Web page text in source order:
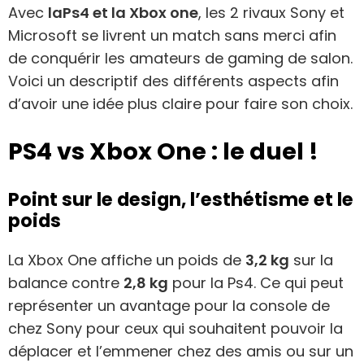
Avec laPs4 et la Xbox one, les 2 rivaux Sony et
Microsoft se livrent un match sans merci afin
de conquérir les amateurs de gaming de salon.
Voici un descriptif des différents aspects afin
d’avoir une idée plus claire pour faire son choix.
PS4 vs Xbox One : le duel !
Point sur le design, l’esthétisme et le
poids
La Xbox One affiche un poids de 3,2 kg sur la
balance contre 2,8 kg pour la Ps4. Ce qui peut
représenter un avantage pour la console de
chez Sony pour ceux qui souhaitent pouvoir la
déplacer et l’emmener chez des amis ou sur un